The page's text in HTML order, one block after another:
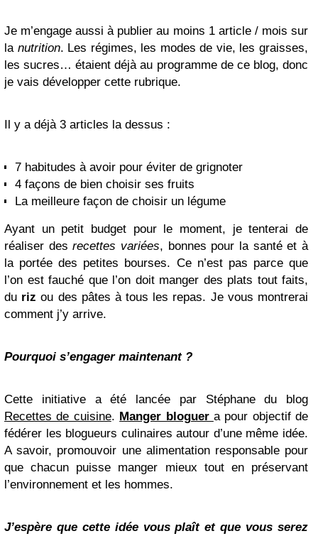
Je m’engage aussi à publier au moins 1 article / mois sur
la nutrition. Les régimes, les modes de vie, les graisses,
les sucres… étaient déjà au programme de ce blog, donc
je vais développer cette rubrique.
Il y a déjà 3 articles la dessus :
7 habitudes à avoir pour éviter de grignoter
4 façons de bien choisir ses fruits
La meilleure façon de choisir un légume
Ayant un petit budget pour le moment, je tenterai de
réaliser desrecettes variées, bonnes pour la santé et à
la portée des petites bourses. Ce n’est pas parce que
l’on est fauché que l’on doit manger des plats tout faits,
du riz ou des pâtes à tous les repas. Je vous montrerai
comment j’y arrive.
Pourquoi s’engager maintenant ?
Cette initiative a été lancée par Stéphane du blog
Recettes de cuisine. Manger bloguer a pour objectif de
fédérer les blogueurs culinaires autour d’une même idée.
A savoir, promouvoir une alimentation responsable pour
que chacun puisse manger mieux tout en préservant
l’environnement et les hommes.
J’espère que cette idée vous plaît et que vous serez